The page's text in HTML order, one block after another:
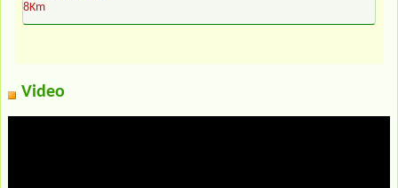
8Km
Video